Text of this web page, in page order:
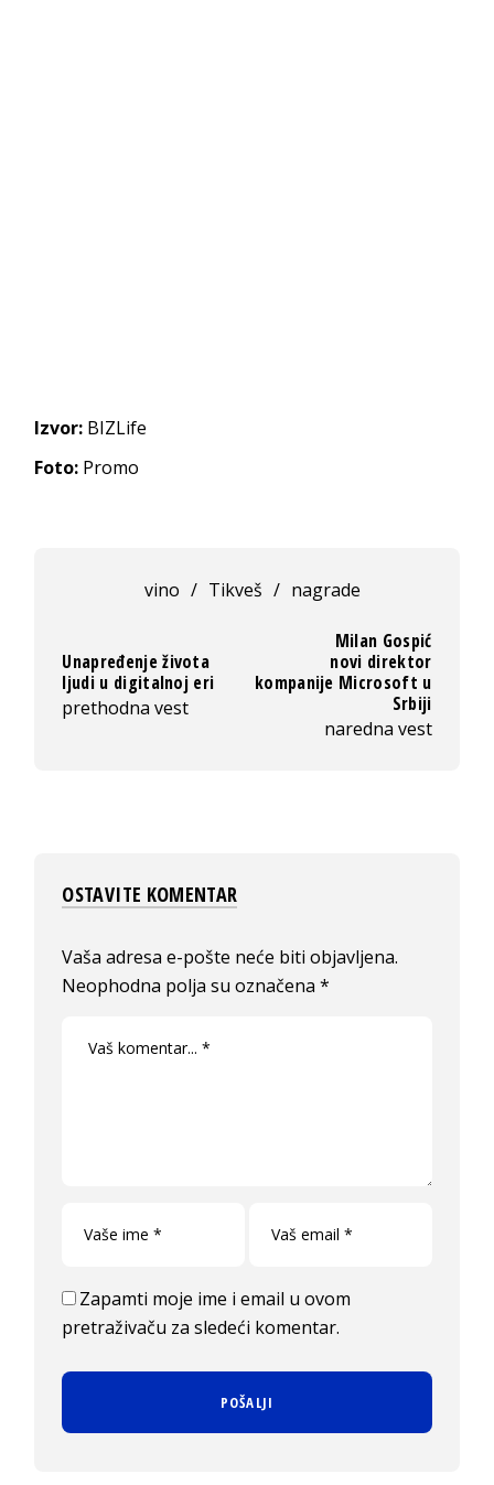
Izvor: BIZLife
Foto: Promo
vino / Tikveš / nagrade
Unapređenje života
ljudi u digitalnoj eri
prethodna vest
Milan Gospić
novi direktor
kompanije Microsoft u
Srbiji
naredna vest
OSTAVITE KOMENTAR
Vaša adresa e-pošte neće biti objavljena.
Neophodna polja su označena*
Zapamti moje ime i email u ovom
pretraživaču za sledeći komentar.